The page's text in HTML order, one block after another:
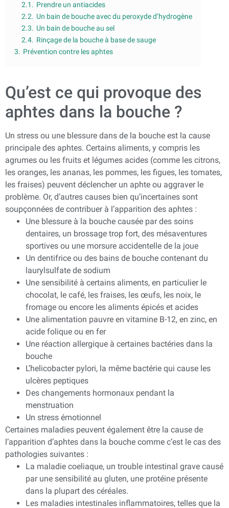
2.1. Prendre un antiacides
2.2. Un bain de bouche avec du peroxyde d’hydrogène
2.3. Un bain de bouche au sel
2.4. Rinçage de la bouche à base de sauge
3. Prévention contre les aphtes
Qu’est ce qui provoque des
aphtes dans la bouche ?
Un stress ou une blessure dans de la bouche est la cause
principale des aphtes. Certains aliments, y compris les
agrumes ou les fruits et légumes acides (comme les citrons,
les oranges, les ananas, les pommes, les figues, les tomates,
les fraises) peuvent déclencher un aphte ou aggraver le
problème. Or, d’autres causes bien qu’incertaines sont
soupçonnées de contribuer à l’apparition des aphtes :
Une blessure à la bouche causée par des soins
dentaires, un brossage trop fort, des mésaventures
sportives ou une morsure accidentelle de la joue
Un dentifrice ou des bains de bouche contenant du
laurylsulfate de sodium
Une sensibilité à certains aliments, en particulier le
chocolat, le café, les fraises, les œufs, les noix, le
fromage ou encore les aliments épicés et acides
Une alimentation pauvre en vitamine B-12, en zinc, en
acide folique ou en fer
Une réaction allergique à certaines bactéries dans la
bouche
L’helicobacter pylori, la même bactérie qui cause les
ulcères peptiques
Des changements hormonaux pendant la
menstruation
Un stress émotionnel
Certaines maladies peuvent également être la cause de
l’apparition d’aphtes dans la bouche comme c’est le cas des
pathologies suivantes :
La maladie coeliaque, un trouble intestinal grave causé
par une sensibilité au gluten, une protéine présente
dans la plupart des céréales.
Les maladies intestinales inflammatoires, telles que la